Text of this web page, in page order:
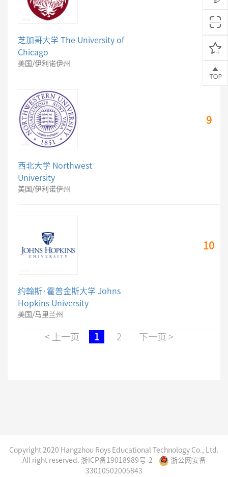
芝加哥大学 The University of
Chicago
美国/伊利诺伊州
西北大学 Northwest
University
美国/伊利诺伊州
9
约翰斯·霍普金斯大学 Johns
Hopkins University
美国/马里兰州
10
< 上一页 1 2 下一页 >
Copyright 2020 Hangzhou Roys Educational Technology Co., Ltd.
All right reserved. 浙ICP备19018989号-2
浙公网安备
33010502005843